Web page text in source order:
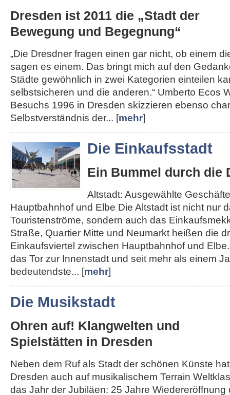
Dresden ist 2011 die „Stadt der
Bewegung und Begegnung“
„Die Dresdner fragen einen gar nicht, ob einem
sagen es einem. Das bringt mich auf den
Städte gewöhnlich in zwei Kategorien einteilen
selbstsicheren und die anderen.“ Umberto Ecos
Besuchs 1996 in Dresden skizzieren ebenso
Selbstverständnis der... [mehr]
Die Einkaufsstadt
Ein Bummel durch die
Altstadt: Ausgewählte
Hauptbahnhof und Elbe Die Altstadt ist nicht nur
Touristenströme, sondern auch das
Straße, Quartier Mitte und Neumarkt heißen die
Einkaufsviertel zwischen Hauptbahnhof und
das Tor zur Innenstadt und seit mehr als einem
bedeutendste... [mehr]
Die Musikstadt
Ohren auf! Klangwelten und
Spielstätten in Dresden
Neben dem Ruf als Stadt der schönen Künste hat
Dresden auch auf musikalischem Terrain
das Jahr der Jubiläen: 25 Jahre Wiedereröffnung